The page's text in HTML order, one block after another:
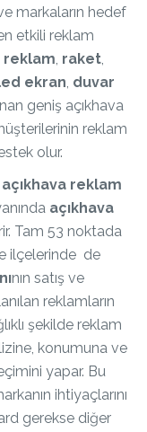
markaların hedef
etkili reklam
reklam, raket,
ekran, duvar
geniş açıkhava
reklam
olur.
açıkhava reklam
açıkhava
Tam 53 noktada
ilçelerinde de
nın satış ve
reklamların
şekilde reklam
konumuna ve
yapar. Bu
ihtiyaçlarını
gerekse diğer